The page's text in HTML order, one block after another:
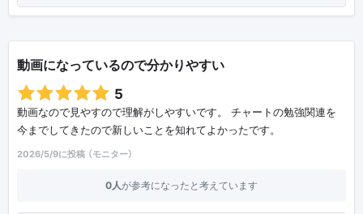
動画になっているので分かりやすい
5
動画なので見やすので理解がしやすいです。 チャートの勉強関連を
今までしてきたので新しいことを知れてよかったです。
2026/5/9に投稿 （モニター）
0人が参考になったと考えています